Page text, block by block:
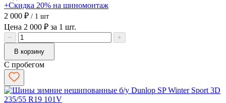
+Скидка 20% на шиномонтаж
2 000 ₽ / 1 шт
Цена 2 000 ₽ за 1 шт.
−
+
В корзину
С пробегом